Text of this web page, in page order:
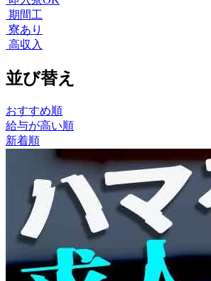
期間工
寮あり
高収入
並び替え
おすすめ順
給与が高い順
新着順